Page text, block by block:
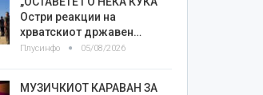
Остри реакции на
хрватскиот државен…
Плусинфо 05/08/2026
МУЗИЧКИОТ КАРАВАН ЗА